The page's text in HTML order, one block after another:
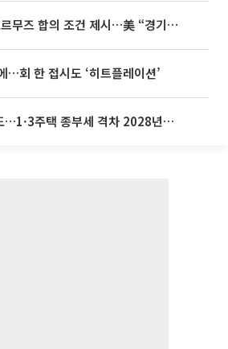
이란, 미국에 호르무즈 합의 조건 제시…美 “경기 아직 안 끝나” [종합]
…회 한 접시도 ‘히트플레이션’
종부세 개편에도…1·3주택 종부세 격차 2028년부터 확대